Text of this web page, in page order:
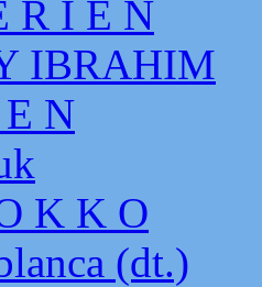
R I E N
IBRAHIM
N
K K O
(dt.)